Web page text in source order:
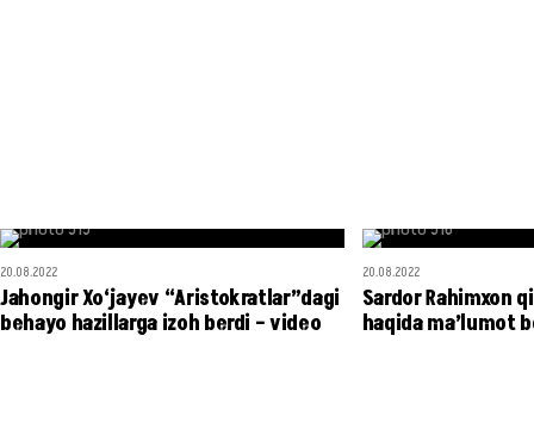
20.08.2022
Jahongir Xo‘jayev “Aristokratlar”dagi
behayo hazillarga izoh berdi – video
20.08.2022
Sardor Rahimxon
haqida ma’lumot